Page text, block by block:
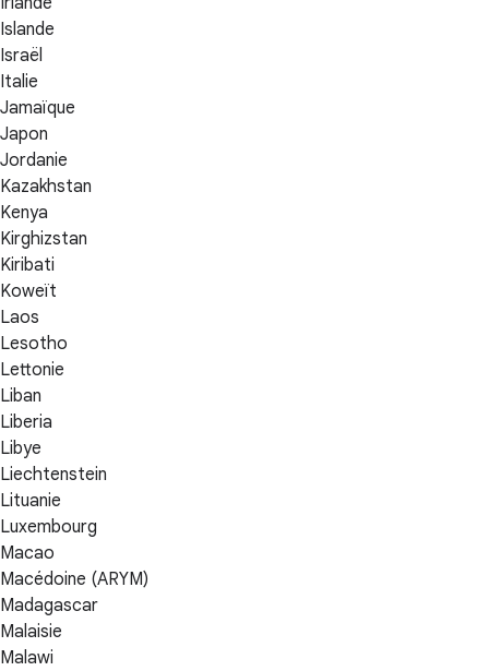
Islande
Israël
Italie
Jamaïque
Japon
Jordanie
Kazakhstan
Kenya
Kirghizstan
Kiribati
Koweït
Laos
Lesotho
Lettonie
Liban
Liberia
Libye
Liechtenstein
Lituanie
Luxembourg
Macao
Macédoine (ARYM)
Madagascar
Malaisie
Malawi